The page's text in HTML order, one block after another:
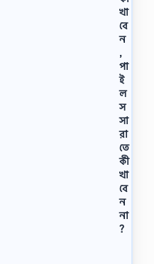
খা
বে
ন
,
পা
ই
ল
স
সা
রা
তে
কী
খা
বে
ন
না
?